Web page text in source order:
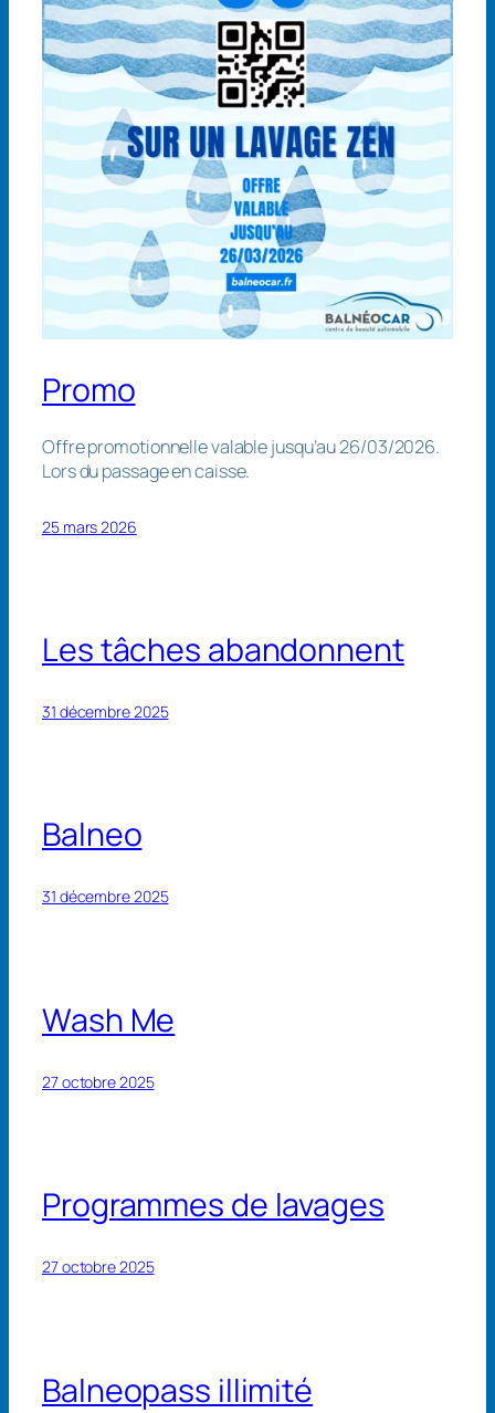
Promo
Offre promotionnelle valable jusqu’au 26/03/2026.
Lors du passage en caisse.
25 mars 2026
Les tâches abandonnent
31 décembre 2025
Balneo
31 décembre 2025
Wash Me
27 octobre 2025
Programmes de lavages
27 octobre 2025
Balneopass illimité